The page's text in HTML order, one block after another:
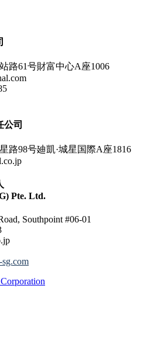
路61号財富中心A座1006
公司
路98号廸凱·城星国際A座1816
Pte. Ltd.
Southpoint #06-01